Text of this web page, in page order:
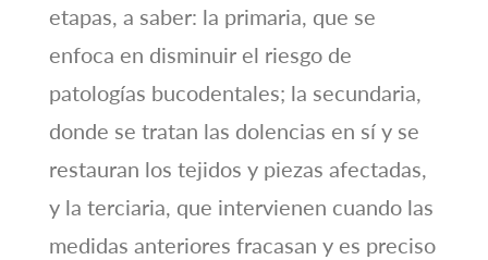
etapas, a saber: la primaria, que se
enfoca en disminuir el riesgo de
patologías bucodentales; la secundaria,
donde se tratan las dolencias en sí y se
restauran los tejidos y piezas afectadas,
y la terciaria, que intervienen cuando las
medidas anteriores fracasan y es preciso